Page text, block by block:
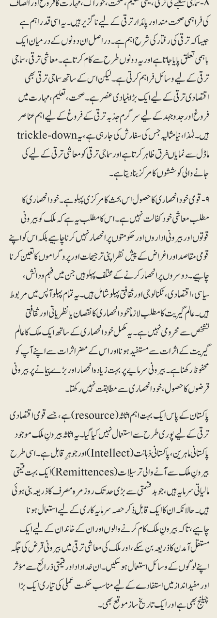
کی فراہمی صحت مند اور پائدارترقی کے لیے ناگزیر ہیں۔ یہ اسی قدر اہم ہے
جیساکہ ترقی کی رفتار کی شرح اہم ہے۔ دراصل ان دونوں کے درمیان ایک
باہمی تعلق پایا جاتا ہے اور یہ دونوں طرح سے کام کرتا ہے۔ معاشی ترقی، سماجی
ترقی کے لیے وسائل فراہم کرتی ہے۔ لیکن اس کے ساتھ سماجی ترقی بھی
اقتصادی ترقی کے لیے ایک بڑا بنیادی عنصر ہے۔ صحت، تعلیم، مہارت میں
فروغ اور جدوجہد کے لیے سرگرم جذبہ ترقی کے فروغ کے لیے اہم عناصر
ہیں۔ لہٰذا، نیامثالیہ جس کی سفارش کی جارہی ہے، یہ trickle-down
ماڈل سے نمایاںفرق ظاہر کرتا ہے اور سماجی ترقی کو معاشی ترقی کے لیے کی
جانے والی کوششوں کا مرکز بنا دیتا ہے۔
۹- قومی خودانحصاری کا حصول اس بحث کا مرکزی پہلو ہے۔ خودانحصاری کا
مطلب معاشی خودکفالت نہیں ہے۔ اس کا مطلب یہ ہے کہ ملک کو بیرونی
قوتوں اور بیرونی اداروں اور حکومتوں پرانحصار نہیں کرنا چاہیے بلکہ اس کو اپنے
قومی مقاصد اور اغراض کے پیش نظر اپنی ترجیحات اور پروگراموں کا تعین کرنا
چاہیے۔ دوسروں پر انحصار کرنے کے مختلف پہلو ہیں جن میں فہم و دانش،
سیاسی، اقتصادی، ٹکنالوجی اور ثقافتی پہلو شامل ہیں۔ یہ تمام پہلو آپس میں مربوط
ہیں۔ عالم گیریت کا مطلب لازماً خودانحصاری کا نقصان یا نظریاتی اور ثقافتی
تشخص سے محرومی نہیں ہے۔ یہ مکمل خودانحصاری کے ساتھ ایک ملک کا عالم
گیریت کے اثرات سے مستفیدہونا اور اس کے مضر اثرات سے اپنے آپ کو
محفوظ رکھنا ہے۔ بیرونی سرمایے پر بہت زیادہ انحصار اور بڑےپیمانے پر بیرونی
قرضوں کا حصول، خودانحصاری سے مطابقت نہیں رکھتا۔
پاکستان کے پاس ایک بہت اہم اثاثہ (resource) ہے، جسے قومی اقتصادی
ترقی کے لیے پوری طرح سے استعمال نہیں کیا گیا۔ یہ اثاثہ بیرونِ ملک موجود
پاکستانی ماہرین، پاکستانی ذہانت (Intellect) اور جوہرِقابل ہے۔ اسی طرح
بیرونِ ملک سے آنے والی ترسیلات (Remittences) ایک بہت قیمتی
مالیاتی سرمایہ ہیں، جو بدقسمتی سے بڑی حد تک روزمرہ مصرف کا ذریعہ بنی ہوئی
ہیں۔ حالانکہ ان کا ایک قابلِ ذکر حصہ سرمایہ کاری کے لیے استعمال ہونا
چاہیے، تاکہ بیرونِ ملک کام کرنے والوں اور ان کے خاندان کے لیے ایک
مستقل آمدن کا ذریعہ بن سکے، اور ملک کی معاشی ترقی میں بیرونی قرض کی جگہ
اپنے لوگوں کے وسائل استعمال ہوسکیں۔ ان خداداد اور قیمتی ذرائع سے مؤثر
اور مفید انداز میں استفادے کے لیے مناسب حکمت عملی کی تیاری ایک بڑا
چیلنج بھی ہے اور ایک تاریخ ساز موقع بھی۔